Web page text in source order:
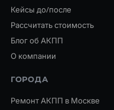
Кейсы до/после
Рассчитать стоимость
Блог об АКПП
О компании
ГОРОДА
Ремонт АКПП в Москве